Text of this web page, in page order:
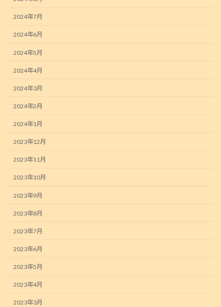
2024年7月
2024年6月
2024年5月
2024年4月
2024年3月
2024年2月
2024年1月
2023年12月
2023年11月
2023年10月
2023年9月
2023年8月
2023年7月
2023年6月
2023年5月
2023年4月
2023年3月